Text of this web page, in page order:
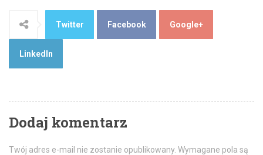
Twitter Facebook Google+
LinkedIn
Dodaj komentarz
Twój adres e-mail nie zostanie opublikowany. Wymagane pola są